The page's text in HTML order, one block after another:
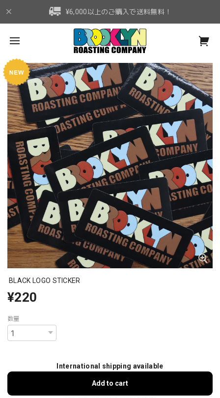
¥6,000以上のご購入で送料無料！
BLACK LOGO STICKER
¥220
数量
International shipping available
Add to cart